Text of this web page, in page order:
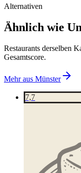
Alternativen
Ähnlich wie
Restaurants derselben
Gesamtscore.
Mehr aus Münster
7,7